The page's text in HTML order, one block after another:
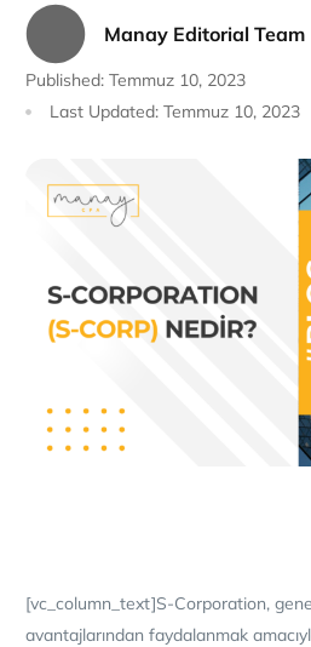
Manay Editorial Team
Published: Temmuz 10, 2023
Last Updated: Temmuz 10, 2023
[vc_column_text]S-Corporation,
avantajlarından faydalanmak